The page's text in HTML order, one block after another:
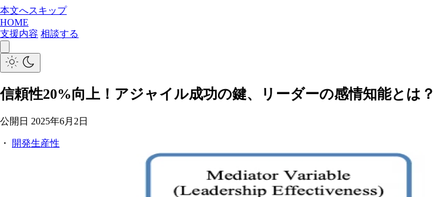
本文へスキップ
HOME
支援内容 相談する
信頼性20%向上！アジャイル成功の鍵、リーダーの感情知能とは？
公開日 2025年6月2日
・ 開発生産性